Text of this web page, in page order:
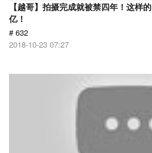
【越哥】拍摄完成就被禁四年！这样
亿！
# 632
2018-10-23 07:27